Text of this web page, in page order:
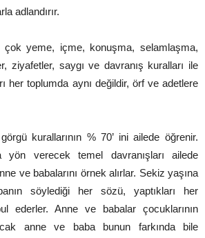
adlandırır.
çok yeme, içme, konuşma, selamlaşma,
ziyafetler, saygı ve davranış kuralları ile
her toplumda aynı değildir, örf ve adetlere
kurallarının % 70’ ini ailede öğrenir.
yön verecek temel davranışları ailede
ve babalarını örnek alırlar. Sekiz yaşına
söylediği her sözü, yaptıkları her
ederler. Anne ve babalar çocuklarının
anne ve baba bunun farkında bile